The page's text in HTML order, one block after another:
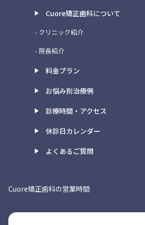
Cuore矯正歯科について
- クリニック紹介
- 院長紹介
料金プラン
お悩み別治療例
診療時間・アクセス
休診日カレンダー
よくあるご質問
Cuore矯正歯科の営業時間